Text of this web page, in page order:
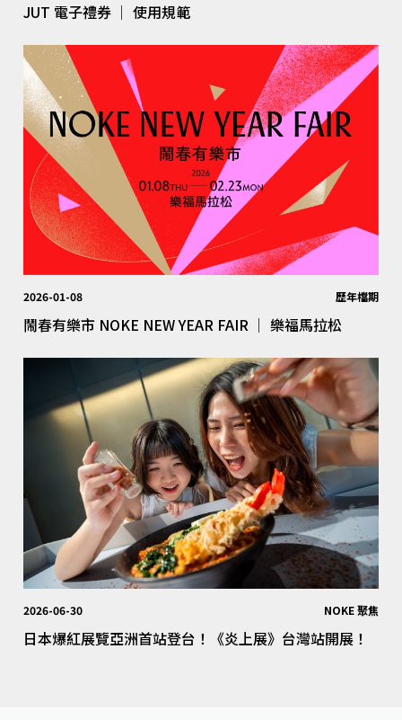
JUT 電子禮券 │ 使用規範
2026-01-08 歷年檔期
鬧春有樂市 NOKE NEW YEAR FAIR │ 樂福馬拉松
2026-06-30 NOKE 聚焦
日本爆紅展覽亞洲首站登台！《炎上展》台灣站開展！